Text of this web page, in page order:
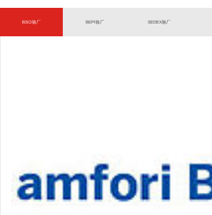
BSCI验厂 BEPI验厂 SEDEX验厂